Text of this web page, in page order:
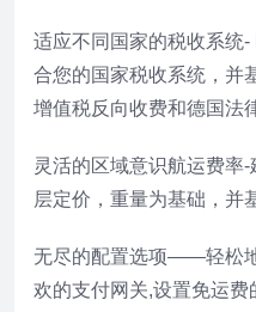
适应不同国家的税收系统
合您的国家税收系统，并
增值税反向收费和德国法
灵活的区域意识航运费率
层定价，重量为基础，并
无尽的配置选项——轻松
欢的支付网关,设置免运